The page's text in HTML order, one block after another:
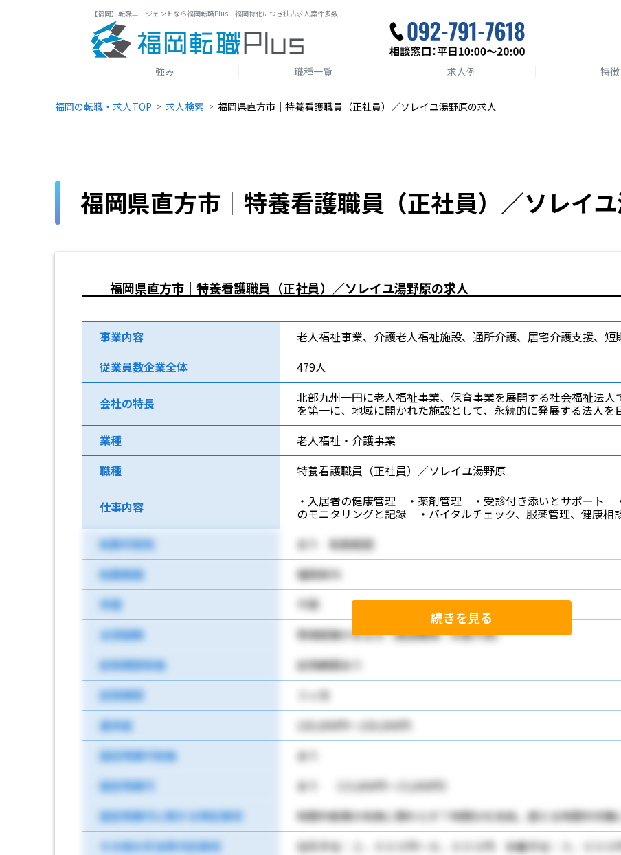
【福岡】転職エージェントなら福岡転職Plus｜福岡特化につき独占求人案件多数
強み 職種一覧 求人例 特徴
福岡の転職・求人TOP 求人検索 福岡県直方市｜特養看護職員（正社員）／ソレイユ湯野原の求人
福岡県直方市｜特養看護職員（正社員）／ソレイ
福岡県直方市｜特養看護職員（正社員）／ソレイユ湯野原の求人
事業内容
老人福祉事業、介護老人福祉施設、通所介護、居宅介護支援、
従業員数企業全体
479人
会社の特長 北部九州一円に老人福祉事業、保育事業を展開する社会福祉法
を第一に、地域に開かれた施設として、永続的に発展する法人を
業種
老人福祉・介護事業
職種
特養看護職員（正社員）／ソレイユ湯野原
仕事内容 ・入居者の健康管理 ・薬剤管理 ・受診付き添いとサポート
のモニタリングと記録 ・バイタルチェック、服薬管理、健康
転勤可能性
あり 転勤範囲
転勤範囲
福岡県内
学歴
不問
必須経験
現場経験がある方（施設種類・年数不問）
試用期間有無
試用期間あり
試用期間
３ヶ月
基本給
220,000円～220,000円
固定残業代有無
あり
固定残業代
あり （15,000円～15,000円）
固定残業代に関する特記事項
時間外勤務の有無に関わらず７時間分を支給。超える時間外労働
その他の手当等付記事項
住宅手当：２，０００円～８，０００円 扶養手当：３，０００
続きを見る